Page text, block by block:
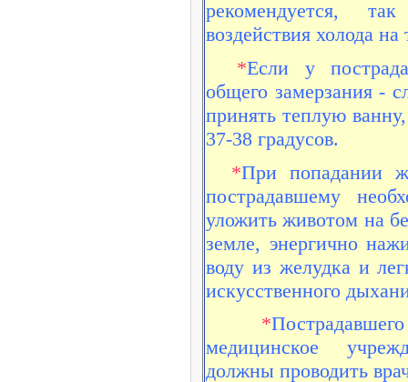
рекомендуется,
воздействия холода на
*Если у
общего замерзания -
принять теплую
37-38 градусов.
*При попадании
пострадавшему
уложить животом на
земле, энергично
воду из желудка и
искусственного
*
медицинское
должны проводить